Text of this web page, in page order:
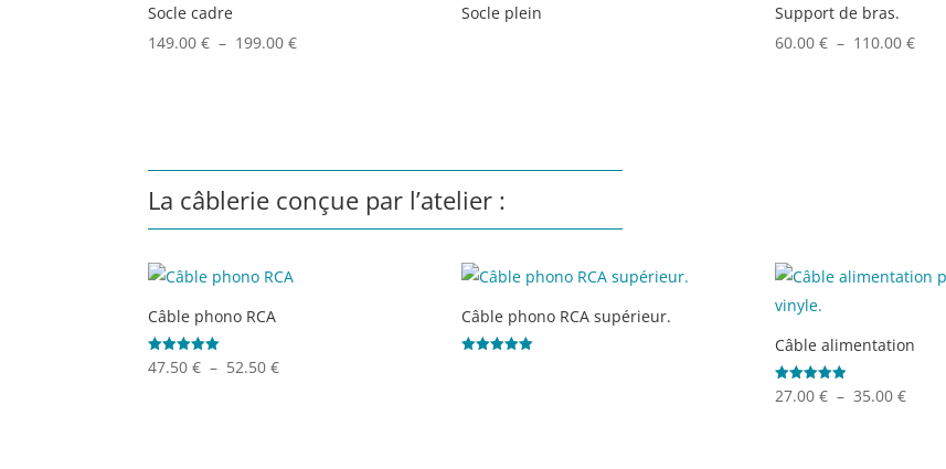
Socle cadre
149.00€ – 199.00€Plage
Socle plein
Support de bras.
60.00 € – 110.00 €Plage
La câblerie conçue par l’atelier :
Câble phono RCA
Note
5.00
47.50€ – 52.50€Plage
Câble phono RCA supérieur.
Câble alimentation
Note
5.00
27.00 € – 35.00 €Plage